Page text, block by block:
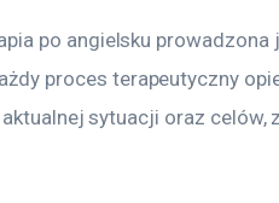
po angielsku prowadzona
proces terapeutyczny
sytuacji oraz celów,